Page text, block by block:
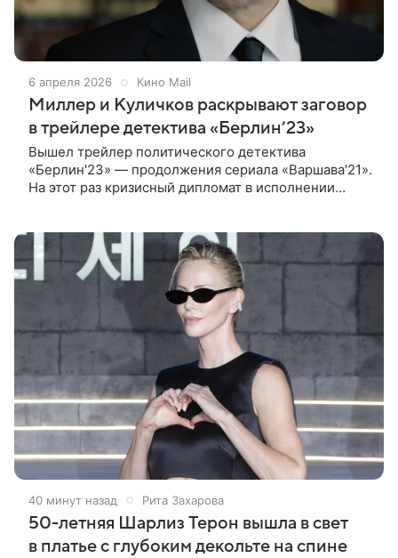
6 апреля 2026 Кино Mail
Миллер и Куличков раскрывают заговор
в трейлере детектива «Берлин’23»
Вышел трейлер политического детектива
«Берлин'23» — продолжения сериала «Варшава'21».
На этот раз кризисный дипломат в исполнении
41 минуту назад Рита Захарова
50-летняя Шарлиз Терон вышла в свет
в платье с глубоким декольте на спине